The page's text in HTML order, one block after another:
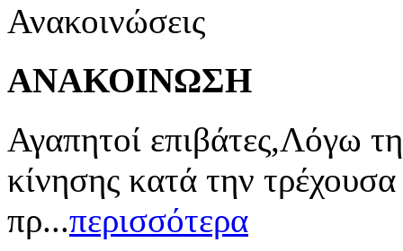
Ανακοινώσεις
ΑΝΑΚΟΙΝΩΣΗ
Αγαπητοί επιβάτες,Λόγω
κίνησης κατά την
πρ...περισσότερα